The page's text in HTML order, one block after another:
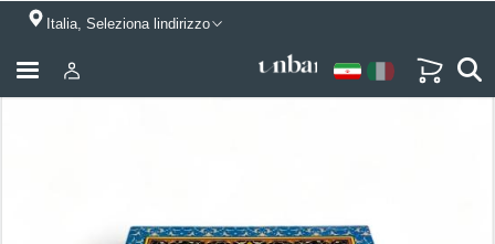
Italia, Seleziona lindirizzo